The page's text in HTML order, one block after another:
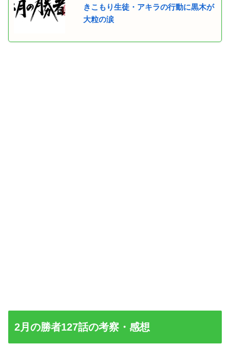
きこもり生徒・アキラの行動に黒木が
大粒の涙
2月の勝者127話の考察・感想